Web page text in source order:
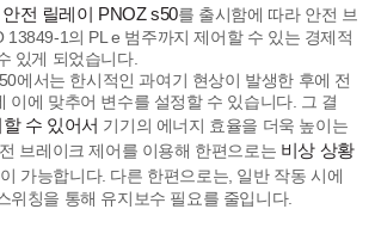
전 릴레이 PNOZ s50를 출시함에 따라 안전 브
13849-1의 PL e 범주까지 제어할 수 있는 경제적
있게 되었습니다.
에서는 한시적인 과여기 현상이 발생한 후에 전
이에 맞추어 변수를 설정할 수 있습니다. 그 결
수 있어서 기기의 에너지 효율을 더욱 높이는
브레이크 제어를 이용해 한편으로는 비상 상황
이 가능합니다. 다른 한편으로는, 일반 작동 시에
위칭을 통해 유지보수 필요를 줄입니다.